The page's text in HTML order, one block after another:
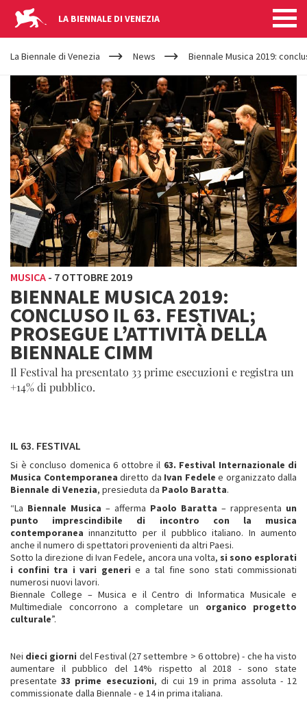
LA BIENNALE DI VENEZIA
YOUR
ARE
HERE
La Biennale di Venezia News Biennale Musica 2019:
MUSICA - 7 OTTOBRE 2019
BIENNALE MUSICA 2019:
CONCLUSO IL 63. FESTIVAL;
PROSEGUE L’ATTIVITÀ DELLA
BIENNALE CIMM
Il Festival ha presentato 33 prime esecuzioni e registra un
+14% di pubblico.
IL 63. FESTIVAL
Si è concluso domenica 6 ottobre il 63. Festival Internazionale di
Musica Contemporanea diretto da Ivan Fedele e organizzato dalla
Biennale di Venezia, presieduta da Paolo Baratta.
“La Biennale Musica – afferma Paolo Baratta – rappresenta un
punto imprescindibile di incontro con la musica
contemporaneainnanzitutto per il pubblico italiano. In aumento
anche il numero di spettatori provenienti da altri Paesi.
Sotto la direzione di Ivan Fedele, ancora una volta, si sono esplorati
i confini tra i vari generi e a tal fine sono stati commissionati
numerosi nuovi lavori.
Biennale College – Musica e il Centro di Informatica Musicale e
Multimediale concorrono a completare un organico progetto
culturale”.
Nei dieci giorni del Festival (27 settembre > 6 ottobre) - che ha visto
aumentare il pubblico del 14% rispetto al 2018 - sono state
presentate33 prime esecuzioni, di cui 19 in prima assoluta - 12
commissionate dalla Biennale - e 14 in prima italiana.